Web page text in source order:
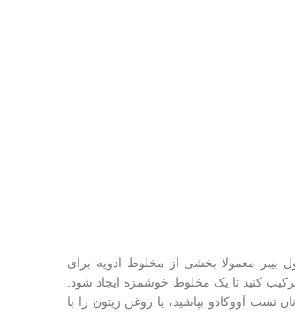
بیبر معمولا بخشی از مخلوط ادویه برای
کنید تا یک مخلوط خوشمزه ایجاد شود.
آووکادو بپاشید، یا روغن زیتون را با